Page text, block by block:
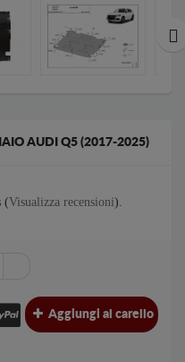
AUDI Q5 (2017-2025)
(Visualizza recensioni).
Aggiungi al carello